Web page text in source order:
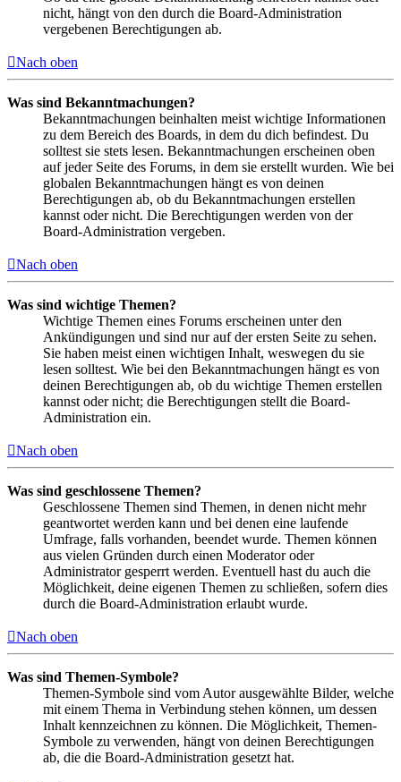
nicht, hängt von den durch die Board-Administration
vergebenen Berechtigungen ab.
Nach oben
Was sind Bekanntmachungen?
Bekanntmachungen beinhalten meist wichtige Informationen
zu dem Bereich des Boards, in dem du dich befindest. Du
solltest sie stets lesen. Bekanntmachungen erscheinen oben
auf jeder Seite des Forums, in dem sie erstellt wurden. Wie bei
globalen Bekanntmachungen hängt es von deinen
Berechtigungen ab, ob du Bekanntmachungen erstellen
kannst oder nicht. Die Berechtigungen werden von der
Board-Administration vergeben.
Nach oben
Was sind wichtige Themen?
Wichtige Themen eines Forums erscheinen unter den
Ankündigungen und sind nur auf der ersten Seite zu sehen.
Sie haben meist einen wichtigen Inhalt, weswegen du sie
lesen solltest. Wie bei den Bekanntmachungen hängt es von
deinen Berechtigungen ab, ob du wichtige Themen erstellen
kannst oder nicht; die Berechtigungen stellt die Board-
Administration ein.
Nach oben
Was sind geschlossene Themen?
Geschlossene Themen sind Themen, in denen nicht mehr
geantwortet werden kann und bei denen eine laufende
Umfrage, falls vorhanden, beendet wurde. Themen können
aus vielen Gründen durch einen Moderator oder
Administrator gesperrt werden. Eventuell hast du auch die
Möglichkeit, deine eigenen Themen zu schließen, sofern dies
durch die Board-Administration erlaubt wurde.
Nach oben
Was sind Themen-Symbole?
Themen-Symbole sind vom Autor ausgewählte Bilder, welche
mit einem Thema in Verbindung stehen können, um dessen
Inhalt kennzeichnen zu können. Die Möglichkeit, Themen-
Symbole zu verwenden, hängt von deinen Berechtigungen
ab, die die Board-Administration gesetzt hat.